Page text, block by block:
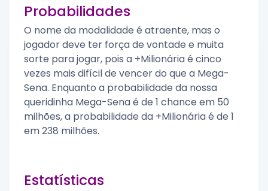
Probabilidades
O nome da modalidade é atraente, mas o
jogador deve ter força de vontade e muita
sorte para jogar, pois a +Milionária é cinco
vezes mais difícil de vencer do que a Mega-
Sena. Enquanto a probabilidade da nossa
queridinha Mega-Sena é de 1 chance em 50
milhões, a probabilidade da +Milionária é de 1
em 238 milhões.
Estatísticas